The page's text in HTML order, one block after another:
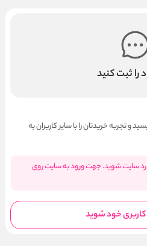
را ثبت کنید
و تجربه خریدتان را با سایر کاربران به
سایت شوید. جهت ورود به سایت روی
خود شوید